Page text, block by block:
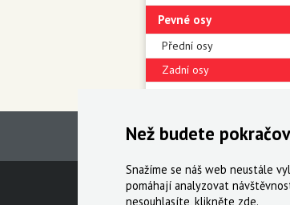
Pevné osy
Přední osy
Zadní osy
Technická podpora
Než budete
Snažíme se náš web neustále
pomáhají analyzovat
nesouhlasíte, klikněte zde.